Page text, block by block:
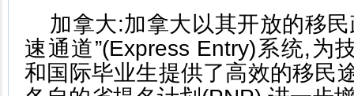
加拿大:加拿大以其开放的移
速通道”(Express Entry)系统,为
和国际毕业生提供了高效的移民